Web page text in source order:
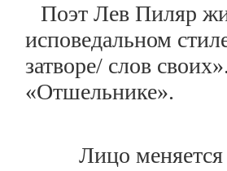
Поэт Лев Пиляр
исповедальном
затворе/ слов
«Отшельнике».
Лицо